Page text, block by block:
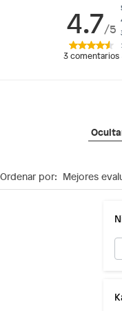
4.7/5
3 comentarios
Ordenar por: Mejores